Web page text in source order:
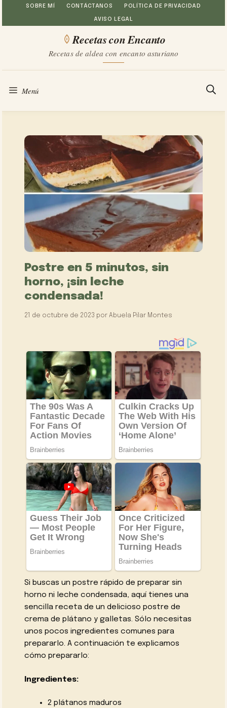
Saltar
al
SOBRE MÍ CONTÁCTANOS POLÍTICA DE PRIVACIDAD
AVISO LEGAL
Recetas con Encanto
Recetas de aldea con encanto asturiano
Menú
Postre en 5 minutos, sin
horno, ¡sin leche
condensada!
21 de octubre de 2023 por Abuela Pilar Montes
Si buscas un postre rápido de preparar sin
horno ni leche condensada, aquí tienes una
sencilla receta de un delicioso postre de
crema de plátano y galletas. Sólo necesitas
unos pocos ingredientes comunes para
prepararlo. A continuación te explicamos
cómo prepararlo:
Ingredientes:
2 plátanos maduros